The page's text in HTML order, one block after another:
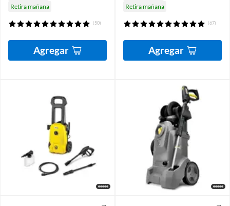
Retira mañana
(50)
Agregar
Retira mañana
(67)
Agregar